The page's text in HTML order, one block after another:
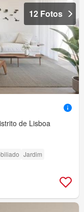
12 Fotos
de Lisboa
Jardim